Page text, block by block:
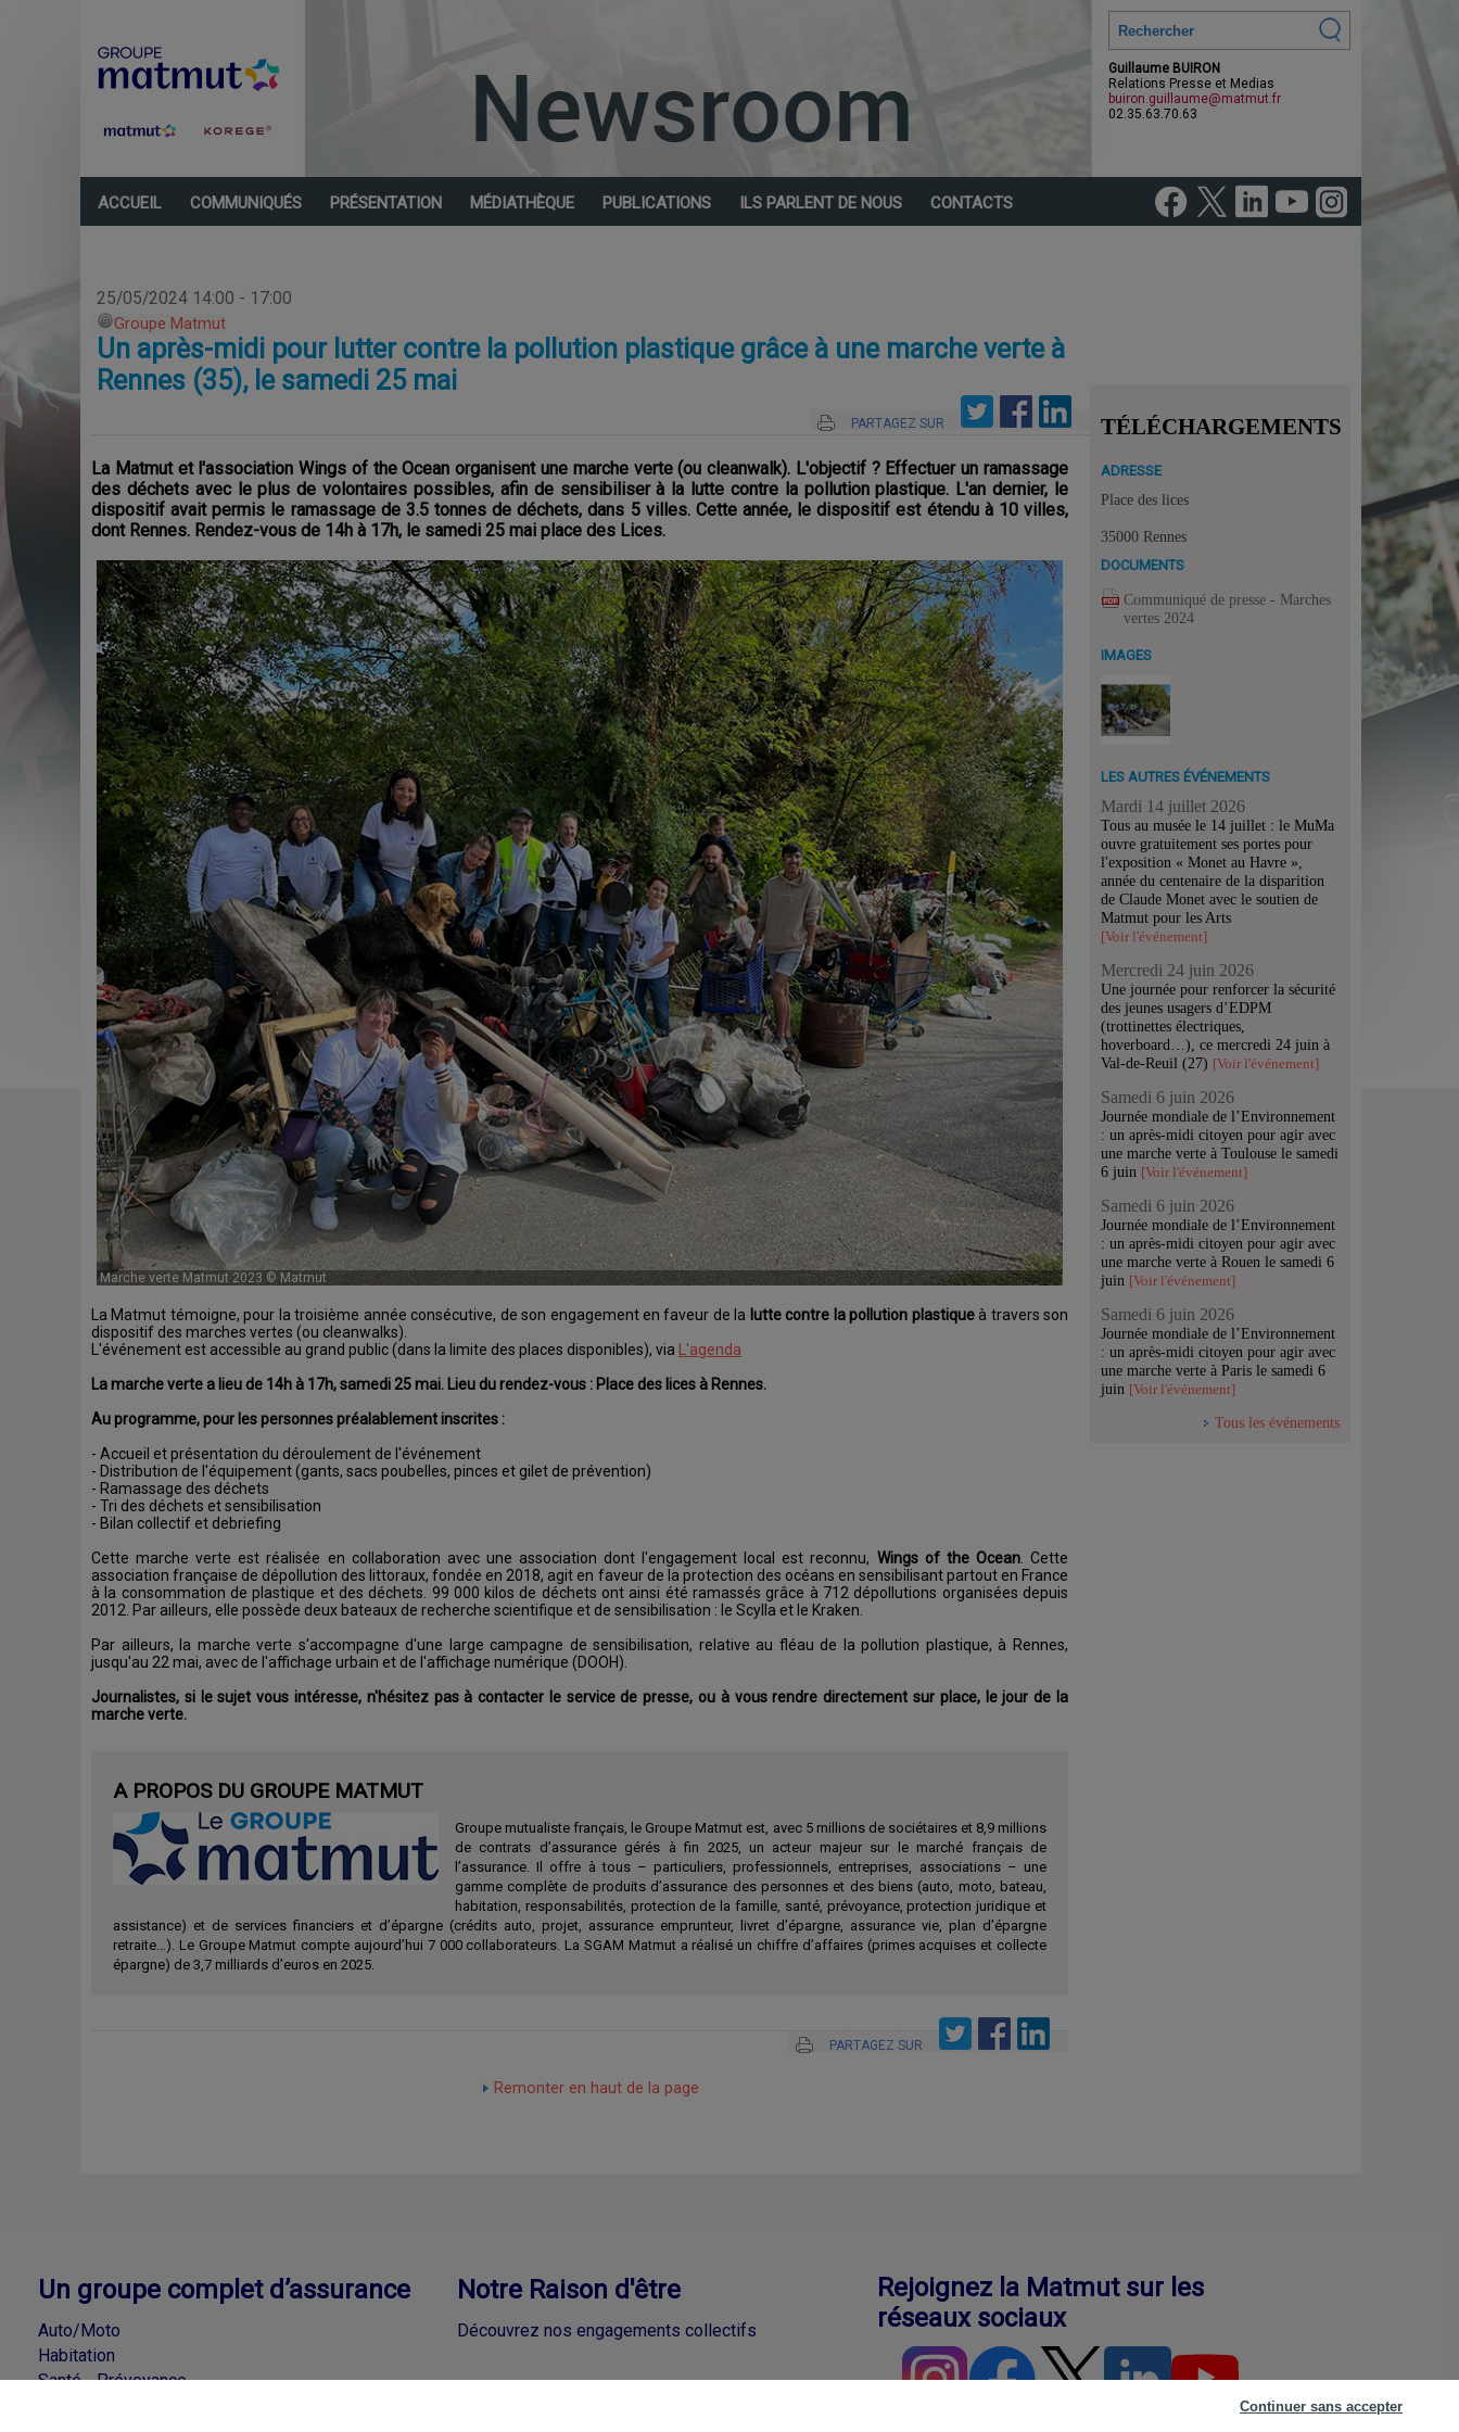
ACCUEIL COMMUNIQUÉS PRÉSENTATION MÉDIATHÈQUE PUBLICATIONS ILS PARLENT DE NOUS CONTACTS
Guillaume BUIRON
Relations Presse et Medias
buiron.guillaume@matmut.fr
02.35.63.70.63
25/05/2024 14:00 - 17:00
Groupe Matmut
Un après-midi pour lutter contre la pollution plastique grâce à une marche verte à
Rennes (35), le samedi 25 mai
PARTAGEZ SUR
La Matmut et l'association Wings of the Ocean organisent une marche verte (ou cleanwalk). L'objectif ? Effectuer un ramassage
des déchets avec le plus de volontaires possibles, afin de sensibiliser à la lutte contre la pollution plastique. L'an dernier, le
dispositif avait permis le ramassage de 3.5 tonnes de déchets, dans 5 villes. Cette année, le dispositif est étendu à 10 villes,
dont Rennes. Rendez-vous de 14h à 17h, le samedi 25 mai place des Lices.
Marche verte Matmut 2023 © Matmut
La Matmut témoigne, pour la troisième année consécutive, de son engagement en faveur de la lutte contre la pollution plastique à travers son
dispositif des marches vertes (ou cleanwalks).
L'événement est accessible au grand public (dans la limite des places disponibles), via L'agenda
La marche verte a lieu de 14h à 17h, samedi 25 mai. Lieu du rendez-vous : Place des lices à Rennes.
Au programme, pour les personnes préalablement inscrites :
- Accueil et présentation du déroulement de l'événement
- Distribution de l'équipement (gants, sacs poubelles, pinces et gilet de prévention)
- Ramassage des déchets
- Tri des déchets et sensibilisation
- Bilan collectif et debriefing
Cette marche verte est réalisée en collaboration avec une association dont l'engagement local est reconnu, Wings of the Ocean. Cette
association française de dépollution des littoraux, fondée en 2018, agit en faveur de la protection des océans en sensibilisant partout en France
à la consommation de plastique et des déchets. 99 000 kilos de déchets ont ainsi été ramassés grâce à 712 dépollutions organisées depuis
2012. Par ailleurs, elle possède deux bateaux de recherche scientifique et de sensibilisation : le Scylla et le Kraken.
Par ailleurs, la marche verte s'accompagne d'une large campagne de sensibilisation, relative au fléau de la pollution plastique, à Rennes,
jusqu'au 22 mai, avec de l'affichage urbain et de l'affichage numérique (DOOH).
Journalistes, si le sujet vous intéresse, n'hésitez pas à contacter le service de presse, ou à vous rendre directement sur place, le jour de la
marche verte.
A PROPOS DU GROUPE MATMUT
Groupe mutualiste français, le Groupe Matmut est, avec 5 millions de sociétaires et 8,9 millions
de contrats d’assurance gérés à fin 2025, un acteur majeur sur le marché français de
l’assurance. Il offre à tous – particuliers, professionnels, entreprises, associations – une
gamme complète de produits d’assurance des personnes et des biens (auto, moto, bateau,
habitation, responsabilités, protection de la famille, santé, prévoyance, protection juridique et
assistance) et de services financiers et d’épargne (crédits auto, projet, assurance emprunteur, livret d’épargne, assurance vie, plan d’épargne
retraite…). Le Groupe Matmut compte aujourd’hui 7 000 collaborateurs. La SGAM Matmut a réalisé un chiffre d’affaires (primes acquises et collecte
épargne) de 3,7 milliards d’euros en 2025.
PARTAGEZ SUR
Remonter en haut de la page
TÉLÉCHARGEMENTS
ADRESSE
Place des lices
35000 Rennes
DOCUMENTS
Communiqué de presse - Marches
vertes 2024
IMAGES
LES AUTRES ÉVÉNEMENTS
Mardi 14 juillet 2026
Tous au musée le 14 juillet : le MuMa
ouvre gratuitement ses portes pour
l'exposition « Monet au Havre »,
année du centenaire de la disparition
de Claude Monet avec le soutien de
Matmut pour les Arts
[Voir l'événement]
Mercredi 24 juin 2026
Une journée pour renforcer la sécurité
des jeunes usagers d’EDPM
(trottinettes électriques,
hoverboard…), ce mercredi 24 juin à
Val-de-Reuil (27) [Voir l'événement]
Samedi 6 juin 2026
Journée mondiale de l’Environnement
: un après-midi citoyen pour agir avec
une marche verte à Toulouse le samedi
6 juin [Voir l'événement]
Samedi 6 juin 2026
Journée mondiale de l’Environnement
: un après-midi citoyen pour agir avec
une marche verte à Rouen le samedi 6
juin [Voir l'événement]
Samedi 6 juin 2026
Journée mondiale de l’Environnement
: un après-midi citoyen pour agir avec
une marche verte à Paris le samedi 6
juin [Voir l'événement]
Tous les événements
Un groupe complet d’assurance
Auto/Moto
Habitation
Santé - Prévoyance
Notre Raison d'être
Découvrez nos engagements collectifs
Rejoignez la Matmut sur les
réseaux sociaux
Continuer sans accepter